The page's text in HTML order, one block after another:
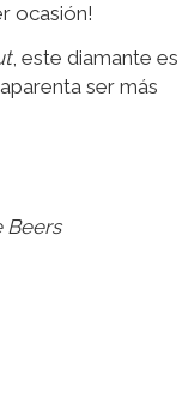
ocasión!
, este diamante es
ser más
Beers